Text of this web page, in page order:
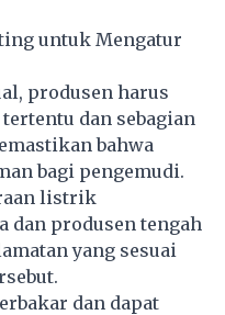
untuk Mengatur
produsen harus
dan sebagian
bahwa
bagi pengemudi.
listrik
dan produsen tengah
yang sesuai
dan dapat